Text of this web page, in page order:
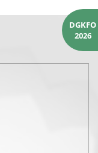
DGKFO
2026